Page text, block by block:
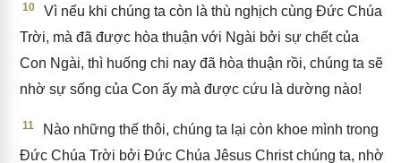
10
Vì nếu khi chúng ta còn là thù nghịch cùng Đức Chúa
Trời, mà đã được hòa thuận với Ngài bởi sự chết của
Con Ngài, thì huống chi nay đã hòa thuận rồi, chúng ta sẽ
nhờ sự sống của Con ấy mà được cứu là dường nào!
11
Nào những thế thôi, chúng ta lại còn khoe mình trong
Đức Chúa Trời bởi Đức Chúa Jêsus Christ chúng ta, nhờ